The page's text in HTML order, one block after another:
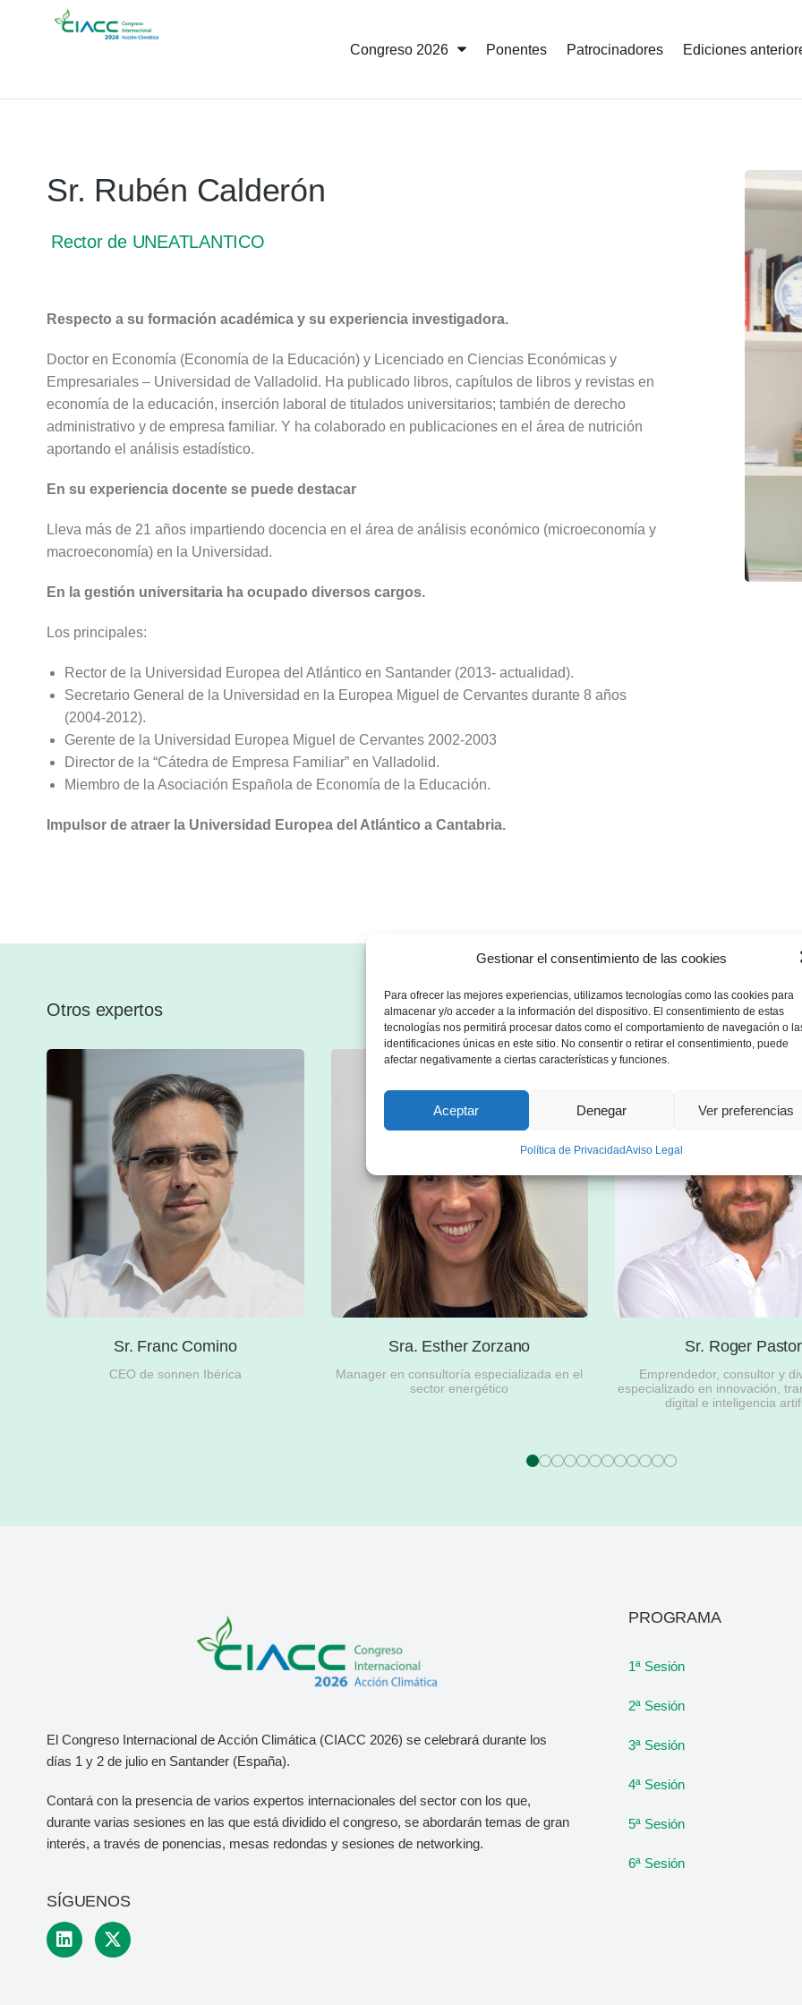
Gestionar el consentimiento de las cookies
Para ofrecer las mejores experiencias, utilizamos tecnologías como las cookies para
almacenar y/o acceder a la información del dispositivo. El consentimiento de estas
tecnologías nos permitirá procesar datos como el comportamiento de navegación o
identificaciones únicas en este sitio. No consentir o retirar el consentimiento, puede
afectar negativamente a ciertas características y funciones.
Aceptar Denegar Ver preferencias
Política de PrivacidadAviso Legal
Congreso 2026 Ponentes Patrocinadores Ediciones
Sr. Rubén Calderón
Rector de UNEATLANTICO
Respecto a su formación académica y su experiencia investigadora.
Doctor en Economía (Economía de la Educación) y Licenciado en Ciencias Económicas y
Empresariales – Universidad de Valladolid. Ha publicado libros, capítulos de libros y revistas en
economía de la educación, inserción laboral de titulados universitarios; también de derecho
administrativo y de empresa familiar. Y ha colaborado en publicaciones en el área de nutrición
aportando el análisis estadístico.
En su experiencia docente se puede destacar
Lleva más de 21 años impartiendo docencia en el área de análisis económico (microeconomía y
macroeconomía) en la Universidad.
En la gestión universitaria ha ocupado diversos cargos.
Los principales:
Rector de la Universidad Europea del Atlántico en Santander (2013- actualidad).
Secretario General de la Universidad en la Europea Miguel de Cervantes durante 8 años
(2004-2012).
Gerente de la Universidad Europea Miguel de Cervantes 2002-2003
Director de la “Cátedra de Empresa Familiar” en Valladolid.
Miembro de la Asociación Española de Economía de la Educación.
Impulsor de atraer la Universidad Europea del Atlántico a Cantabria.
Otros expertos
Sr. Franc Comino
CEO de sonnen Ibérica
Sra. Esther Zorzano
Manager en consultoría especializada en el
sector energético
Sr. Roger Pastor
Emprendedor, consultor y
especializado en innovación,
digital e inteligencia
El Congreso Internacional de Acción Climática (CIACC 2026) se celebrará durante los
días 1 y 2 de julio en Santander (España).
Contará con la presencia de varios expertos internacionales del sector con los que,
durante varias sesiones en las que está dividido el congreso, se abordarán temas de gran
interés, a través de ponencias, mesas redondas y sesiones de networking.
SÍGUENOS
PROGRAMA
1ª Sesión
2ª Sesión
3ª Sesión
4ª Sesión
5ª Sesión
6ª Sesión